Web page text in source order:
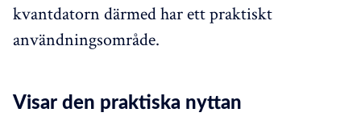
kvantdatorn därmed har ett praktiskt
användningsområde.
Visar den praktiska nyttan